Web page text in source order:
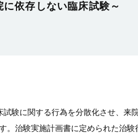
依存しない臨床試験～
験に関する⾏為を分散化させ、来
。治験実施計画書に定められた治